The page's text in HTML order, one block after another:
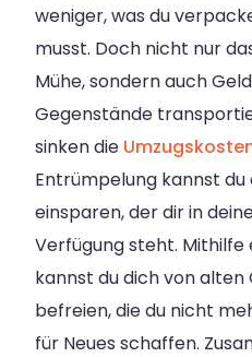
weniger, was du
musst. Doch nicht nur
Mühe, sondern auch
Gegenstände
sinken die
Entrümpelung kannst du
einsparen, der dir in
Verfügung steht.
kannst du dich von
befreien, die du nicht
für Neues schaffen.